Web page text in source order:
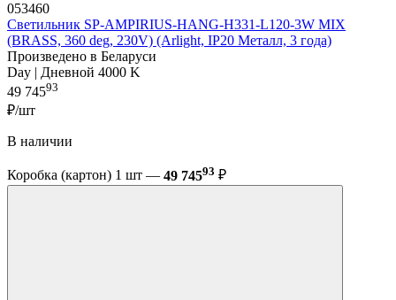
053460
Светильник SP-AMPIRIUS-HANG-H331-L120-3W MIX
(BRASS, 360 deg, 230V) (Arlight, IP20 Металл, 3 года)
Произведено в Беларуси
Day | Дневной 4000 K
49 74593
₽/шт
В наличии
Коробка (картон) 1 шт — 49 74593 ₽